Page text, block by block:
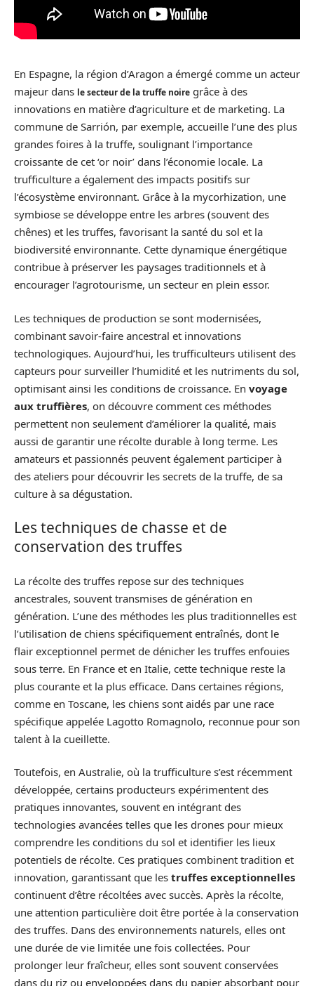
En Espagne, la région d’Aragon a émergé comme un acteur
majeur dans le secteur de la truffe noire grâce à des
innovations en matière d’agriculture et de marketing. La
commune de Sarrión, par exemple, accueille l’une des plus
grandes foires à la truffe, soulignant l’importance
croissante de cet ‘or noir’ dans l’économie locale. La
trufficulture a également des impacts positifs sur
l’écosystème environnant. Grâce à la mycorhization, une
symbiose se développe entre les arbres (souvent des
chênes) et les truffes, favorisant la santé du sol et la
biodiversité environnante. Cette dynamique énergétique
contribue à préserver les paysages traditionnels et à
encourager l’agrotourisme, un secteur en plein essor.
Les techniques de production se sont modernisées,
combinant savoir-faire ancestral et innovations
technologiques. Aujourd’hui, les trufficulteurs utilisent des
capteurs pour surveiller l’humidité et les nutriments du sol,
optimisant ainsi les conditions de croissance. En voyage
aux truffières, on découvre comment ces méthodes
permettent non seulement d’améliorer la qualité, mais
aussi de garantir une récolte durable à long terme. Les
amateurs et passionnés peuvent également participer à
des ateliers pour découvrir les secrets de la truffe, de sa
culture à sa dégustation.
Les techniques de chasse et de
conservation des truffes
La récolte des truffes repose sur des techniques
ancestrales, souvent transmises de génération en
génération. L’une des méthodes les plus traditionnelles est
l’utilisation de chiens spécifiquement entraînés, dont le
flair exceptionnel permet de dénicher les truffes enfouies
sous terre. En France et en Italie, cette technique reste la
plus courante et la plus efficace. Dans certaines régions,
comme en Toscane, les chiens sont aidés par une race
spécifique appelée Lagotto Romagnolo, reconnue pour son
talent à la cueillette.
Toutefois, en Australie, où la trufficulture s’est récemment
développée, certains producteurs expérimentent des
pratiques innovantes, souvent en intégrant des
technologies avancées telles que les drones pour mieux
comprendre les conditions du sol et identifier les lieux
potentiels de récolte. Ces pratiques combinent tradition et
innovation, garantissant que les truffes exceptionnelles
continuent d’être récoltées avec succès. Après la récolte,
une attention particulière doit être portée à la conservation
des truffes. Dans des environnements naturels, elles ont
une durée de vie limitée une fois collectées. Pour
prolonger leur fraîcheur, elles sont souvent conservées
dans du riz ou enveloppées dans du papier absorbant pour